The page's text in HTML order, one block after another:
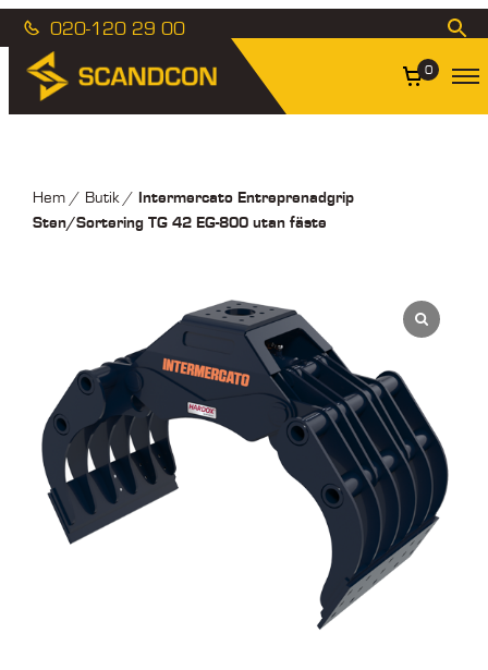
020-120 29 00
0
Hem/ Butik/ Intermercato Entreprenadgrip
Sten/Sortering TG 42 EG-800 utan fäste